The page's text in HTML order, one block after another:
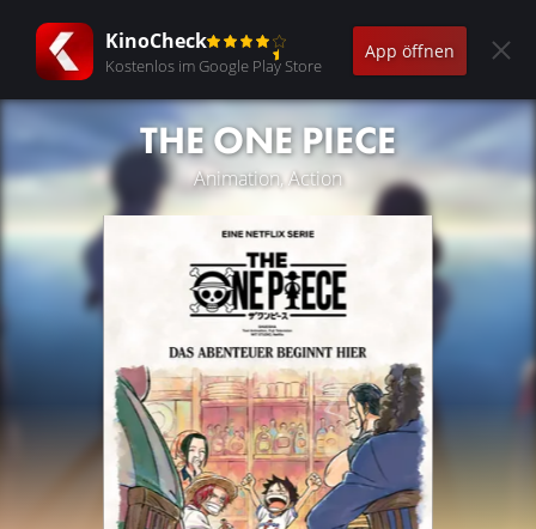
KinoCheck
Kostenlos im Google Play Store
App öffnen
THE ONE PIECE
Animation, Action